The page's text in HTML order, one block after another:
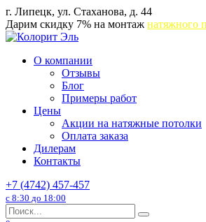
Перейти
к
содержанию
г. Липецк, ул. Стаханова, д. 44
Дарим скидку 7% на монтаж натяжного
О компании
Отзывы
Блог
Примеры работ
Цены
Акции на натяжные потолки
Оплата заказа
Дилерам
Контакты
+7 (4742) 457-457
с 8:30 до 18:00
Search